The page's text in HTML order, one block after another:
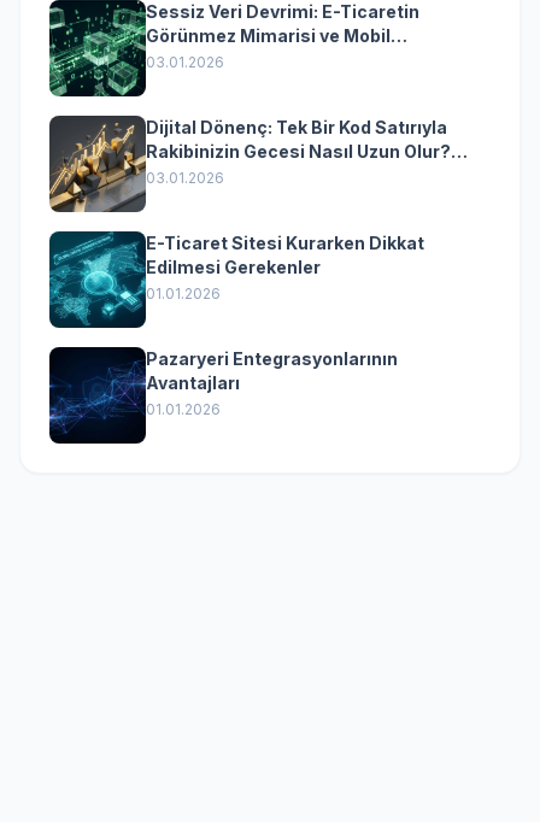
Sessiz Veri Devrimi: E-Ticaretin
Görünmez Mimarisi ve Mobil
Dönüşümün Kurumsal Anahtarı
03.01.2026
Dijital Dönenç: Tek Bir Kod Satırıyla
Rakibinizin Gecesi Nasıl Uzun Olur?
(Kurumsal Yazılımın Güçlü Rolü)
03.01.2026
E-Ticaret Sitesi Kurarken Dikkat
Edilmesi Gerekenler
01.01.2026
Pazaryeri Entegrasyonlarının
Avantajları
01.01.2026